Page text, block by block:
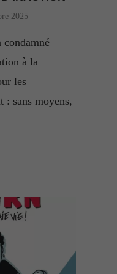
2025
à la
les
: sans moyens,